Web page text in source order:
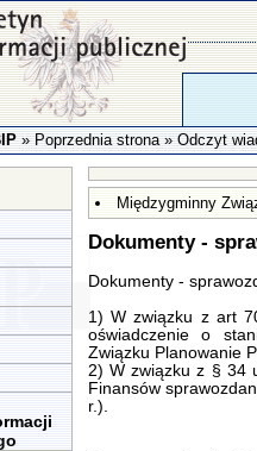
»Poprzednia strona» Odczyt
Międzygminny
Dokumenty -
Dokumenty -
1) W związku z art
oświadczenie o
Związku Planowanie
2) W związku z § 34
Finansów
r.).